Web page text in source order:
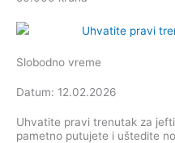
Slobodno vreme
Datum: 12.02.2026
Uhvatite pravi trenutak za
pametno putujete i uštedite